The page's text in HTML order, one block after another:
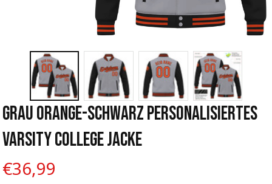
Grau Orange-Schwarz Personalisiertes
Varsity College Jacke
€36,99